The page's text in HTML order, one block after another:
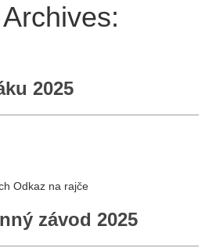
2025
Odkaz na rajče
závod 2025